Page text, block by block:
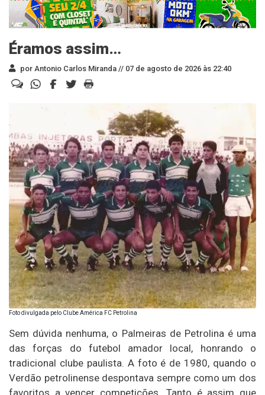
Éramos assim…
por Antonio Carlos Miranda // 07 de agosto de 2026 às 22:40
Foto divulgada pelo Clube América FC Petrolina
Sem dúvida nenhuma, o Palmeiras de Petrolina é uma
das forças do futebol amador local, honrando o
tradicional clube paulista. A foto é de 1980, quando o
Verdão petrolinense despontava sempre como um dos